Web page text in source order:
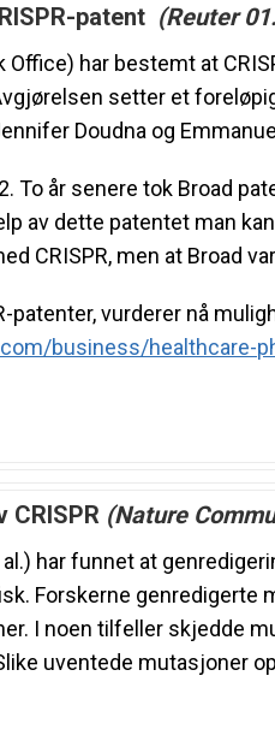
patent (Reuter
Office) har bestemt at
setter et
Doudna og
To år senere tok Broad
av dette patentet man
CRISPR, men at Broad
patenter, vurderer nå
business/healthcare-
CRISPR (Nature
har funnet at
Forskerne
I noen tilfeller skjedde
uventede mutasjoner